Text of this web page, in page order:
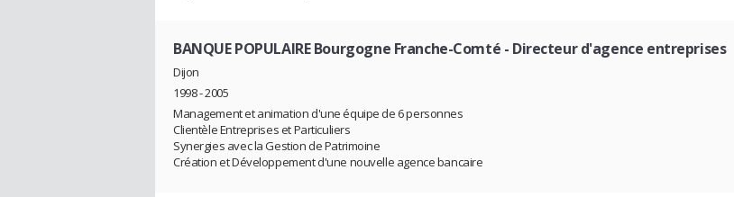
BANQUE POPULAIRE Bourgogne Franche-Comté - Directeur d'agence entreprises
Dijon
1998 - 2005
Management et animation d'une équipe de 6 personnes
Clientèle Entreprises et Particuliers
Synergies avec la Gestion de Patrimoine
Création et Développement d'une nouvelle agence bancaire